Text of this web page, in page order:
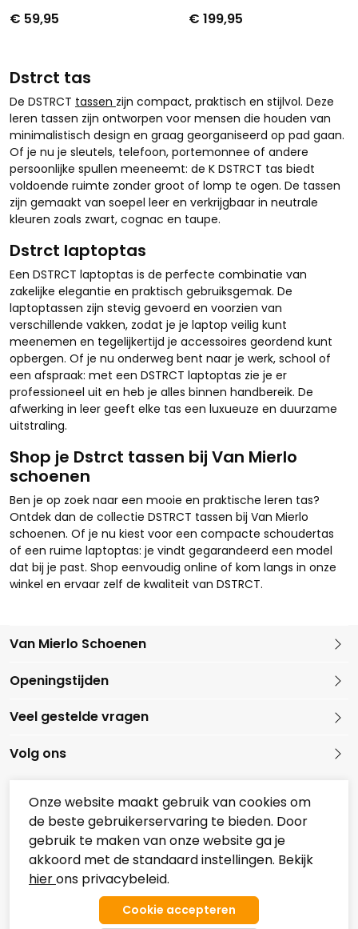
€ 59,95 € 199,95
Dstrct tas
De DSTRCT tassen zijn compact, praktisch en stijlvol. Deze
leren tassen zijn ontworpen voor mensen die houden van
minimalistisch design en graag georganiseerd op pad gaan.
Of je nu je sleutels, telefoon, portemonnee of andere
persoonlijke spullen meeneemt: de K DSTRCT tas biedt
voldoende ruimte zonder groot of lomp te ogen. De tassen
zijn gemaakt van soepel leer en verkrijgbaar in neutrale
kleuren zoals zwart, cognac en taupe.
Dstrct laptoptas
Een DSTRCT laptoptas is de perfecte combinatie van
zakelijke elegantie en praktisch gebruiksgemak. De
laptoptassen zijn stevig gevoerd en voorzien van
verschillende vakken, zodat je je laptop veilig kunt
meenemen en tegelijkertijd je accessoires geordend kunt
opbergen. Of je nu onderweg bent naar je werk, school of
een afspraak: met een DSTRCT laptoptas zie je er
professioneel uit en heb je alles binnen handbereik. De
afwerking in leer geeft elke tas een luxueuze en duurzame
uitstraling.
Shop je Dstrct tassen bij Van Mierlo
schoenen
Ben je op zoek naar een mooie en praktische leren tas?
Ontdek dan de collectie DSTRCT tassen bij Van Mierlo
schoenen. Of je nu kiest voor een compacte schoudertas
of een ruime laptoptas: je vindt gegarandeerd een model
dat bij je past. Shop eenvoudig online of kom langs in onze
winkel en ervaar zelf de kwaliteit van DSTRCT.
Van Mierlo Schoenen
Openingstijden
Overzicht Koopzondagen
Veel gestelde vragen
Volg ons
Onze partners
Onze website maakt gebruik van cookies om
de beste gebruikerservaring te bieden. Door
gebruik te maken van onze website ga je
akkoord met de standaard instellingen. Bekijk
hierons privacybeleid.